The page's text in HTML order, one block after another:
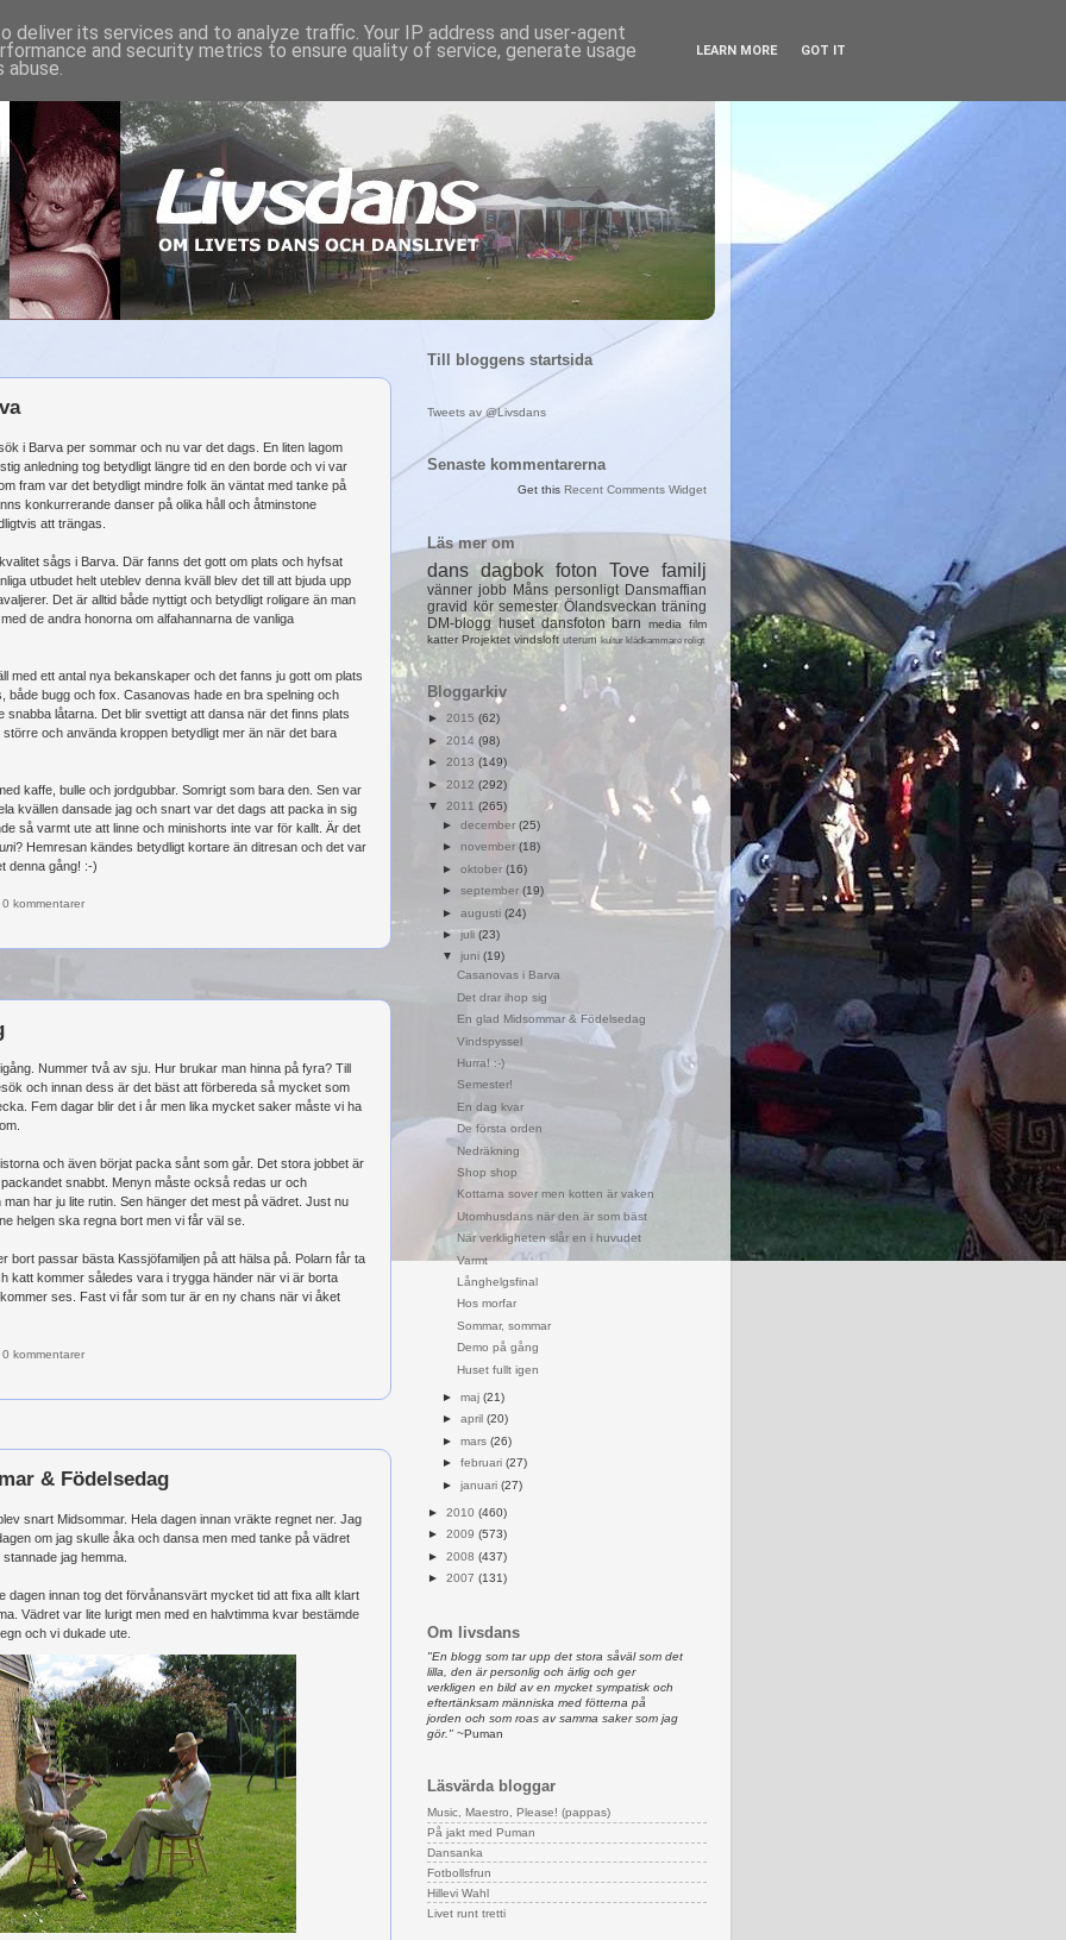
i Barva per sommar och nu var det dags. En liten lagom
anledning tog betydligt längre tid en den borde och vi var
fram var det betydligt mindre folk än väntat med tanke på
konkurrerande danser på olika håll och åtminstone
att trängas.
sågs i Barva. Där fanns det gott om plats och hyfsat
utbudet helt uteblev denna kväll blev det till att bjuda upp
Det är alltid både nyttigt och betydligt roligare än man
de andra honorna om alfahannarna de vanliga
med ett antal nya bekanskaper och det fanns ju gott om plats
både bugg och fox. Casanovas hade en bra spelning och
snabba låtarna. Det blir svettigt att dansa när det finns plats
och använda kroppen betydligt mer än när det bara
kaffe, bulle och jordgubbar. Somrigt som bara den. Sen var
kvällen dansade jag och snart var det dags att packa in sig
så varmt ute att linne och minishorts inte var för kallt. Är det
ni? Hemresan kändes betydligt kortare än ditresan och det var
denna gång! :-)
0 kommentarer
Nummer två av sju. Hur brukar man hinna på fyra? Till
och innan dess är det bäst att förbereda så mycket som
Fem dagar blir det i år men lika mycket saker måste vi ha
och även börjat packa sånt som går. Det stora jobbet är
snabbt. Menyn måste också redas ur och
har ju lite rutin. Sen hänger det mest på vädret. Just nu
helgen ska regna bort men vi får väl se.
bort passar bästa Kassjöfamiljen på att hälsa på. Polarn får ta
katt kommer således vara i trygga händer när vi är borta
ses. Fast vi får som tur är en ny chans när vi åket
0 kommentarer
& Födelsedag
snart Midsommar. Hela dagen innan vräkte regnet ner. Jag
om jag skulle åka och dansa men med tanke på vädret
jag hemma.
dagen innan tog det förvånansvärt mycket tid att fixa allt klart
Vädret var lite lurigt men med en halvtimma kvar bestämde
och vi dukade ute.
Till bloggens startsida
Tweets av @Livsdans
Senaste kommentarerna
Get this Recent Comments Widget
Läs mer om
dans dagbok foton Tove familj
vänner jobb Måns personligt Dansmaffian
gravid
kör semester Ölandsveckan träning
DM-blogg huset dansfoton barn media film
katter Projektet vindsloft uterum kultur klädkammare roligt
Bloggarkiv
► 2015 (62)
► 2014 (98)
► 2013 (149)
► 2012 (292)
▼ 2011 (265)
► december (25)
► november (18)
► oktober (16)
► september (19)
► augusti (24)
►juli (23)
▼ juni (19)
Casanovas i Barva
Det drar ihop sig
En glad Midsommar & Födelsedag
Vindspyssel
Hurra! :-)
Semester!
En dag kvar
De första orden
Nedräkning
Shop shop
Kottarna sover men kotten är vaken
Utomhusdans när den är som bäst
När verkligheten slår en i huvudet
Varmt
Långhelgsfinal
Hos morfar
Sommar, sommar
Demo på gång
Huset fullt igen
► maj (21)
► april (20)
► mars (26)
► februari (27)
► januari (27)
► 2010 (460)
► 2009 (573)
► 2008 (437)
► 2007 (131)
Om livsdans
"En blogg som tar upp det stora såväl som det
lilla, den är personlig och ärlig och ger
verkligen en bild av en mycket sympatisk och
eftertänksam människa med fötterna på
jorden och som roas av samma saker som jag
gör." ~Puman
Läsvärda bloggar
Music, Maestro, Please! (pappas)
På jakt med Puman
Dansanka
Fotbollsfrun
Hillevi Wahl
Livet runt tretti
deliver its services and to analyze traffic. Your IP address and user-agent
and security metrics to ensure quality of service, generate usage LEARN MORE GOT IT